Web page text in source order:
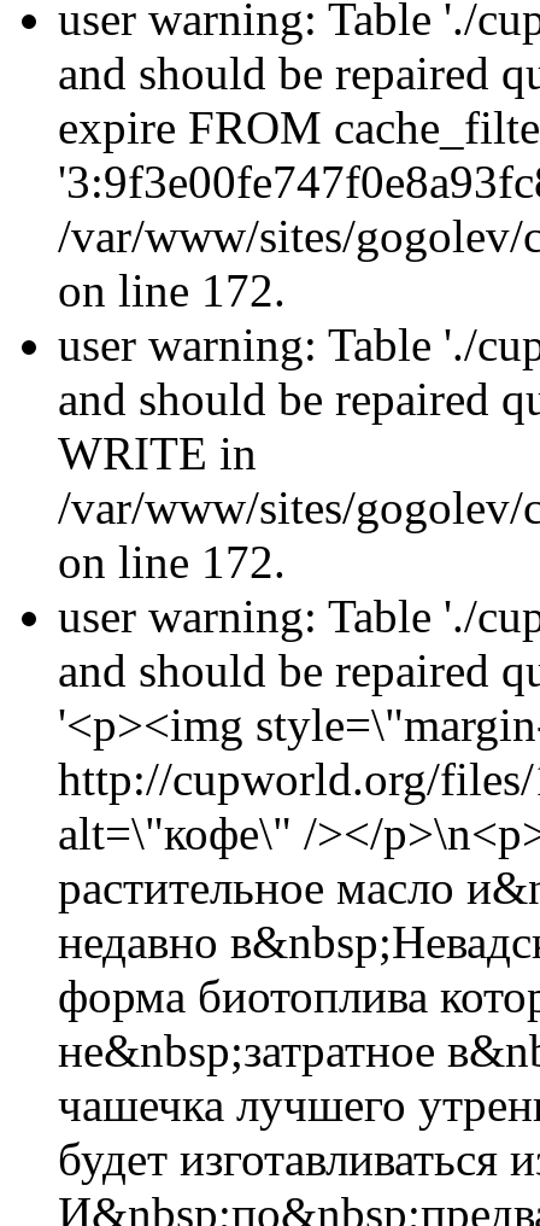
user warning: Table './
and should be repaired
expire FROM
/var/www/sites/gogolev/
on line 172.
user warning: Table './
and should be repaired
WRITE in
/var/www/sites/gogolev/
on line 172.
user warning: Table './
and should be repaired
'<p><img
http://cupworld.org/
alt=\"кофе\" /></
растительное масло
недавно
форма биотоплива
не&nbsp;затратное
чашечка лучшего
будет